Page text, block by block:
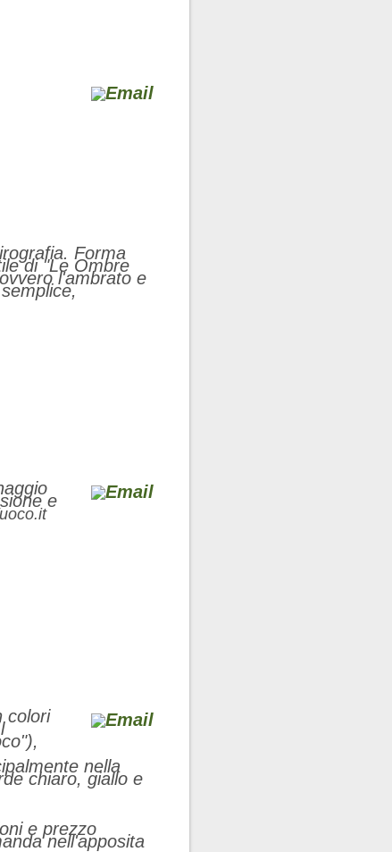
Forma
di "Le Ombre
l'ambrato e
e
colori
nella
chiaro, giallo e
e prezzo
nell'apposita